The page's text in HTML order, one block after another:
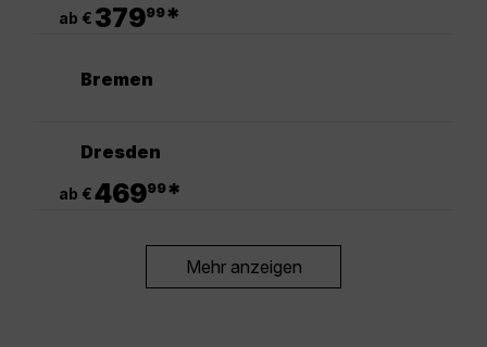
ab € 37999*
Bremen
Dresden
ab €46999*
Mehr anzeigen